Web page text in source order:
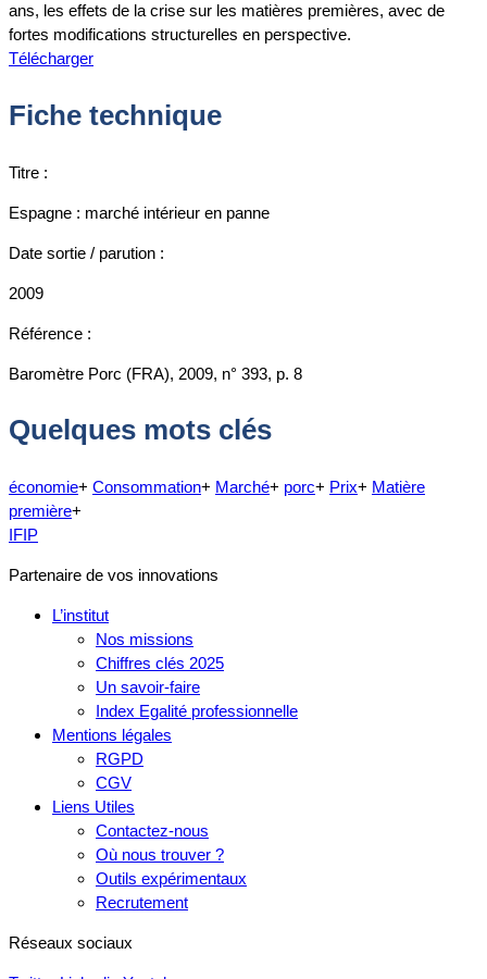
ans, les effets de la crise sur les matières premières, avec de
fortes modifications structurelles en perspective.
Télécharger
Fiche technique
Titre :
Espagne : marché intérieur en panne
Date sortie / parution :
2009
Référence :
Baromètre Porc (FRA), 2009, n° 393, p. 8
Quelques mots clés
économie+ Consommation+ Marché+ porc+ Prix+ Matière
première+
IFIP
Partenaire de vos innovations
L’institut
Nos missions
Chiffres clés 2025
Un savoir-faire
Index Egalité professionnelle
Mentions légales
RGPD
CGV
Liens Utiles
Contactez-nous
Où nous trouver ?
Outils expérimentaux
Recrutement
Réseaux sociaux